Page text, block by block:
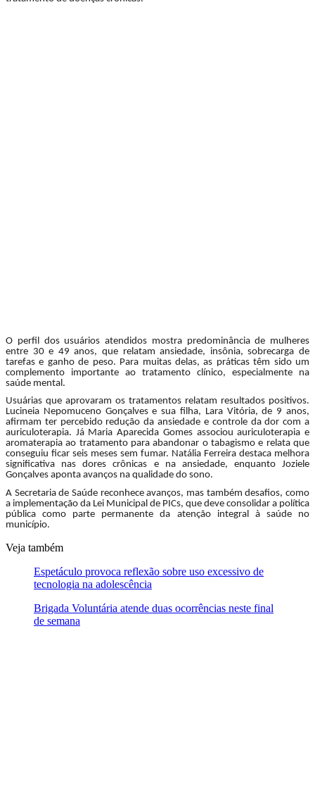
O perfil dos usuários atendidos mostra predominância de mulheres
entre 30 e 49 anos, que relatam ansiedade, insônia, sobrecarga de
tarefas e ganho de peso. Para muitas delas, as práticas têm sido um
complemento importante ao tratamento clínico, especialmente na
saúde mental.
Usuárias que aprovaram os tratamentos relatam resultados positivos.
Lucineia Nepomuceno Gonçalves e sua filha, Lara Vitória, de 9 anos,
afirmam ter percebido redução da ansiedade e controle da dor com a
auriculoterapia. Já Maria Aparecida Gomes associou auriculoterapia e
aromaterapia ao tratamento para abandonar o tabagismo e relata que
conseguiu ficar seis meses sem fumar. Natália Ferreira destaca melhora
significativa nas dores crônicas e na ansiedade, enquanto Joziele
Gonçalves aponta avanços na qualidade do sono.
A Secretaria de Saúde reconhece avanços, mas também desafios, como
a implementação da Lei Municipal de PICs, que deve consolidar a política
pública como parte permanente da atenção integral à saúde no
município.
Veja também
Espetáculo provoca reflexão sobre uso excessivo de
tecnologia na adolescência
Brigada Voluntária atende duas ocorrências neste final
de semana